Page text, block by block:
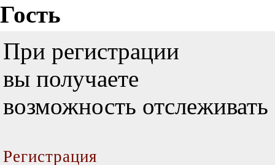
Гость
При регистрации
вы получаете
возможность
Регистрация